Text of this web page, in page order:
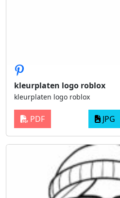
kleurplaten logo roblox
kleurplaten logo roblox
PDF JPG